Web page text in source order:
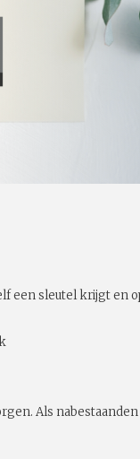
een sleutel krijgt en
Als